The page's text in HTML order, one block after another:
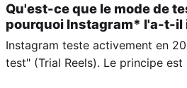
Qu'est-ce que le mode de
pourquoi Instagram* l'a-t-il
Instagram teste activement en
test" (Trial Reels). Le principe est